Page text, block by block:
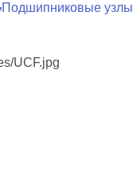
Подшипниковые узлы